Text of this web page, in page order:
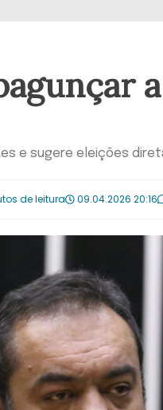
e sugere eleições
de leitura 09.04.2026 20:16